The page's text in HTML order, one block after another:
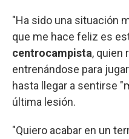
"Ha sido una situación
que me hace feliz es
centrocampista, quien
entrenándose para
hasta llegar a sentirse
última lesión.
"Quiero acabar en un